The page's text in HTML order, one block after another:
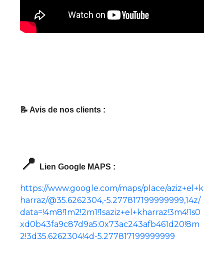
📝 Avis de nos clients :
📍 Lien Google MAPS :
https://www.google.com/maps/place/aziz+el+k
harraz/@35.6262304,-5.277817199999999,14z/
data=!4m8!1m2!2m1!1saziz+el+kharraz!3m4!1s0
xd0b43fa9c87d9a5:0x73ac243afb461d20!8m
2!3d35.6262304!4d-5.277817199999999